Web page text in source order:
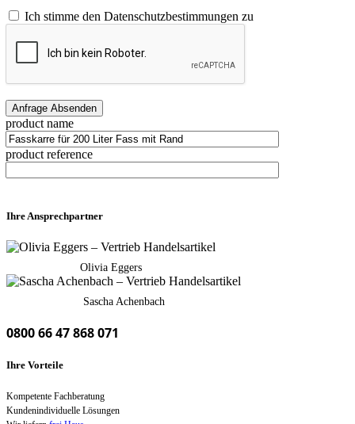
Ich stimme den Datenschutzbestimmungen zu
product name
product reference
Ihre Ansprechpartner
Olivia Eggers
Sascha Achenbach
0800 66 47 868 071
Ihre Vorteile
Kompetente Fachberatung
Kundenindividuelle Lösungen